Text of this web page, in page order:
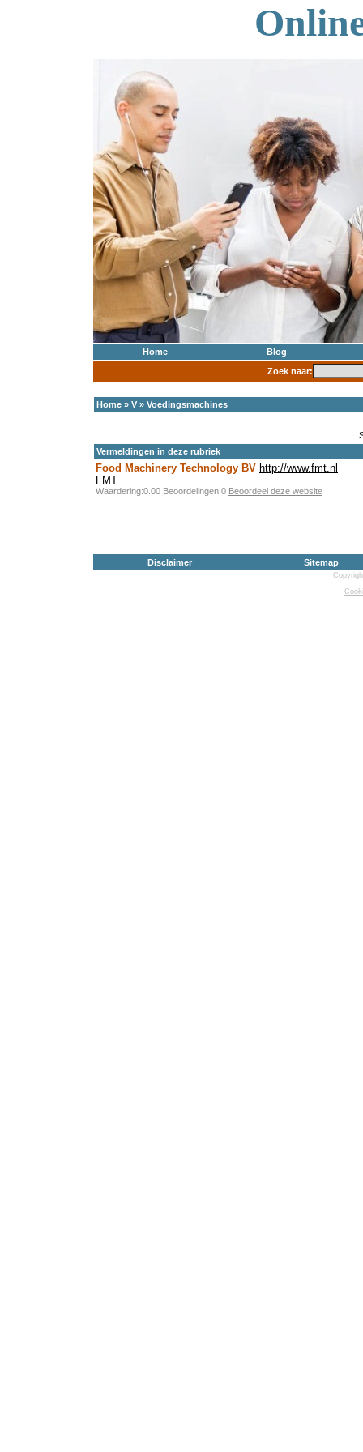
Home
Blog
Zoek naar:
Home » V » Voedingsmachines
Vermeldingen in deze rubriek
Food Machinery Technology BV http://www.fmt.nl
FMT
Waardering:0.00 Beoordelingen:0 Beoordeel deze website
Disclaimer Sitemap